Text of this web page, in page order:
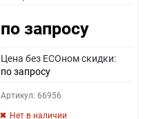
по запросу
Цена без ECOном скидки:
по запросу
Артикул: 66956
Нет в наличии